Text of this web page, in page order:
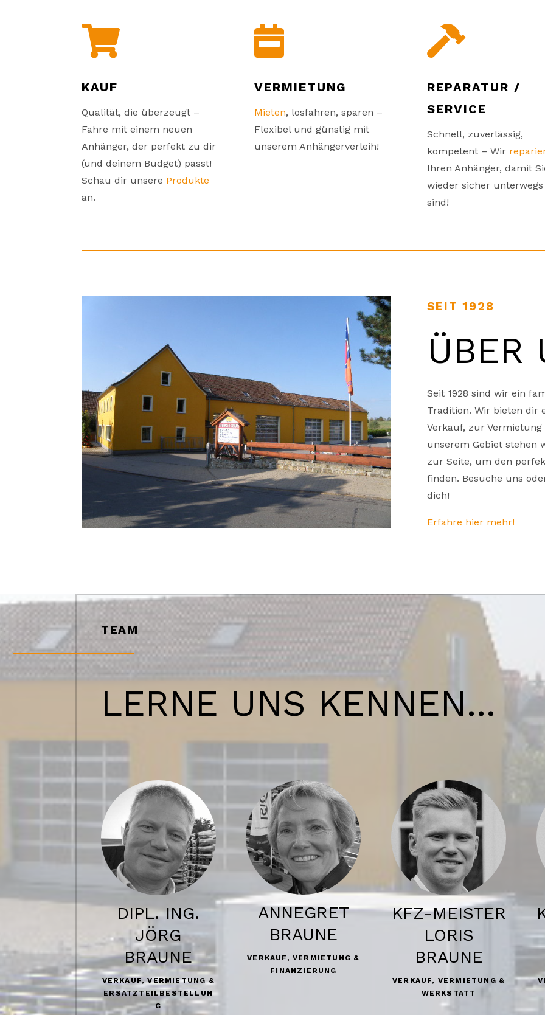

KAUF
Qualität, die überzeugt –
Fahre mit einem neuen
Anhänger, der perfekt zu dir
(und deinem Budget) passt!
Schau dir unsere Produkte
an.

VERMIETUNG
Mieten, losfahren, sparen –
Flexibel und günstig mit
unserem Anhängerverleih!

REPARATUR /
SERVICE
Schnell, zuverlässig,
kompetent – Wir
Ihren Anhänger, damit
wieder sicher unterwegs
sind!
SEIT 1928
ÜBER
Seit 1928 sind wir ein
Tradition. Wir bieten dir
Verkauf, zur
unserem Gebiet stehen
zur Seite, um den
finden. Besuche uns
dich!
Erfahre hier mehr!
TEAM
LERNE UNS KENNEN...
DIPL. ING.
JÖRG
BRAUNE
VERKAUF, VERMIETUNG &
ERSATZTEILBESTELLUN
G
ANNEGRET
BRAUNE
VERKAUF, VERMIETUNG &
FINANZIERUNG
KFZ-MEISTER
LORIS
BRAUNE
VERKAUF, VERMIETUNG &
WERKSTATT